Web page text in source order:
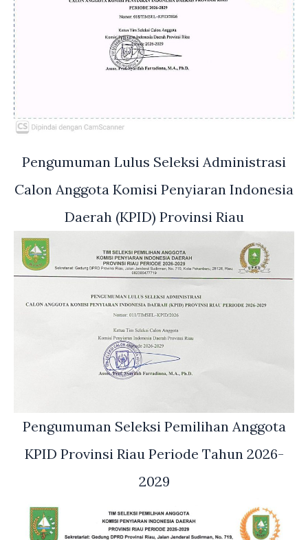
Pengumuman Lulus Seleksi Administrasi
Calon Anggota Komisi Penyiaran Indonesia
Daerah (KPID) Provinsi Riau
Pengumuman Seleksi Pemilihan Anggota
KPID Provinsi Riau Periode Tahun 2026-
2029